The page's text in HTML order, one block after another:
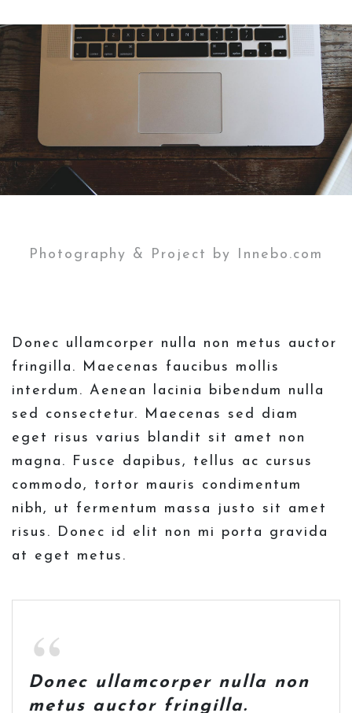
Photography & Project by Innebo.com
Donec ullamcorper nulla non metus auctor
fringilla. Maecenas faucibus mollis
interdum. Aenean lacinia bibendum nulla
sed consectetur. Maecenas sed diam
eget risus varius blandit sit amet non
magna. Fusce dapibus, tellus ac cursus
commodo, tortor mauris condimentum
nibh, ut fermentum massa justo sit amet
risus. Donec id elit non mi porta gravida
at eget metus.
Donec ullamcorper nulla non
metus auctor fringilla.